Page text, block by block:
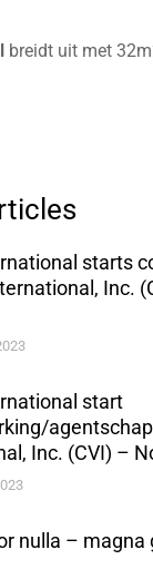
breidt uit met
starts
Inc.
start
Inc. (CVI) –
nulla – magna